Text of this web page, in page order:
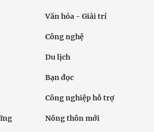
Văn hóa - Giải trí
Công nghệ
Du lịch
Bạn đọc
Công nghiệp hỗ trợ
Nông thôn mới